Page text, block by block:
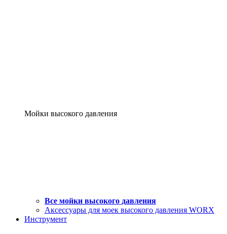
Мойки высокого давления
Все мойки высокого давления
Аксессуары для моек высокого давления WORX
Инструмент